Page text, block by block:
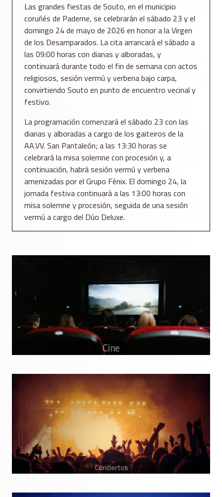
Las grandes fiestas de Souto, en el municipio
coruñés de Paderne, se celebrarán el sábado 23 y el
domingo 24 de mayo de 2026 en honor a la Virgen
de los Desamparados. La cita arrancará el sábado a
las 09:00 horas con dianas y alboradas, y
continuará durante todo el fin de semana con actos
religiosos, sesión vermú y verbena bajo carpa,
convirtiendo Souto en punto de encuentro vecinal y
festivo.
La programación comenzará el sábado 23 con las
dianas y alboradas a cargo de los gaiteiros de la
AA.VV. San Pantaleón; a las 13:30 horas se
celebrará la misa solemne con procesión y, a
continuación, habrá sesión vermú y verbena
amenizadas por el Grupo Fénix. El domingo 24, la
jornada festiva continuará a las 13:00 horas con
misa solemne y procesión, seguida de una sesión
vermú a cargo del Dúo Deluxe.